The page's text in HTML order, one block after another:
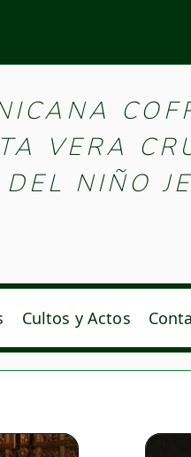
Palencia
VERA
NIÑO
Cultos y Actos